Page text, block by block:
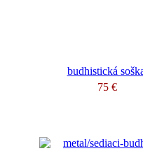
budhistická
75 €